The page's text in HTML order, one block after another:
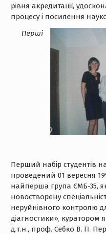
рівня акредитації,
процесу і посилення
Перші
Перший набір студентів
проведений 01 вересня
найперша група ЄМБ-35,
новостворену
неруйнівного контролю
діагностики», куратором
д.т.н., проф. Себко В. П.